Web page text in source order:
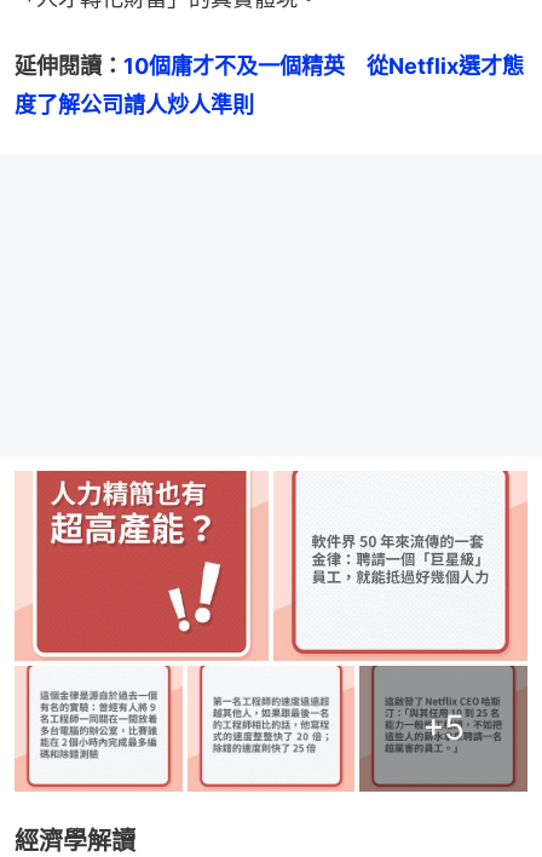
延伸閱讀： 10個庸才不及一個精英　從Netflix選才態
度了解公司請人炒人準則
+5
經濟學解讀